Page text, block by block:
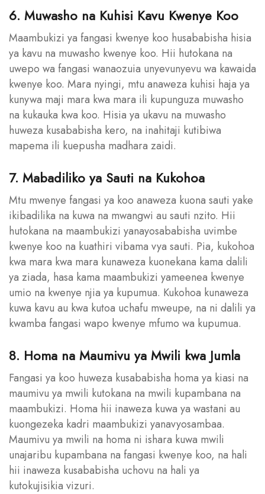
6. Muwasho na Kuhisi Kavu Kwenye Koo
Maambukizi ya fangasi kwenye koo husababisha hisia
ya kavu na muwasho kwenye koo. Hii hutokana na
uwepo wa fangasi wanaozuia unyevunyevu wa kawaida
kwenye koo. Mara nyingi, mtu anaweza kuhisi haja ya
kunywa maji mara kwa mara ili kupunguza muwasho
na kukauka kwa koo. Hisia ya ukavu na muwasho
huweza kusababisha kero, na inahitaji kutibiwa
mapema ili kuepusha madhara zaidi.
7. Mabadiliko ya Sauti na Kukohoa
Mtu mwenye fangasi ya koo anaweza kuona sauti yake
ikibadilika na kuwa na mwangwi au sauti nzito. Hii
hutokana na maambukizi yanayosababisha uvimbe
kwenye koo na kuathiri vibama vya sauti. Pia, kukohoa
kwa mara kwa mara kunaweza kuonekana kama dalili
ya ziada, hasa kama maambukizi yameenea kwenye
umio na kwenye njia ya kupumua. Kukohoa kunaweza
kuwa kavu au kwa kutoa uchafu mweupe, na ni dalili ya
kwamba fangasi wapo kwenye mfumo wa kupumua.
8. Homa na Maumivu ya Mwili kwa Jumla
Fangasi ya koo huweza kusababisha homa ya kiasi na
maumivu ya mwili kutokana na mwili kupambana na
maambukizi. Homa hii inaweza kuwa ya wastani au
kuongezeka kadri maambukizi yanavyosambaa.
Maumivu ya mwili na homa ni ishara kuwa mwili
unajaribu kupambana na fangasi kwenye koo, na hali
hii inaweza kusababisha uchovu na hali ya
kutokujisikia vizuri.